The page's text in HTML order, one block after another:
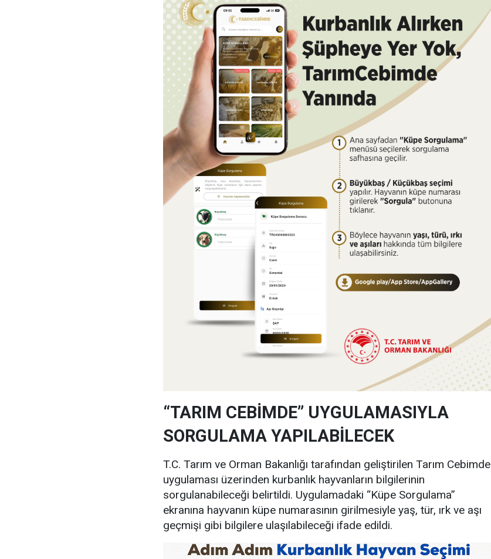
“TARIM CEBİMDE” UYGULAMASIYLA
SORGULAMA YAPILABİLECEK
T.C. Tarım ve Orman Bakanlığı tarafından geliştirilen Tarım Cebimde
uygulaması üzerinden kurbanlık hayvanların bilgilerinin
sorgulanabileceği belirtildi. Uygulamadaki “Küpe Sorgulama”
ekranına hayvanın küpe numarasının girilmesiyle yaş, tür, ırk ve aşı
geçmişi gibi bilgilere ulaşılabileceği ifade edildi.